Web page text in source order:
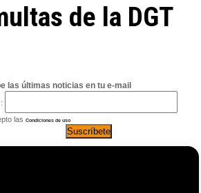
de la DGT
las últimas noticias en tu e-mail
las Condiciones de uso